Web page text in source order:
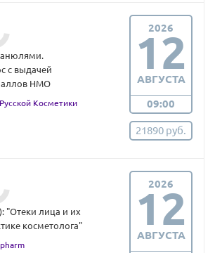
с выдачей
НМО
Косметики
2026
12
АВГУСТА
09:00
21890 руб.
лица и их
косметолога"
2026
12
АВГУСТА